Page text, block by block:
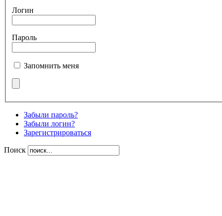
Логин
Пароль
Запомнить меня
Забыли пароль?
Забыли логин?
Зарегистрироваться
Поиск